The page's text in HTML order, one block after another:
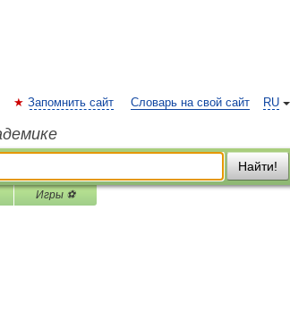
RU
Запомнить сайт Словарь на свой сайт
Найти!
Игры ⚽